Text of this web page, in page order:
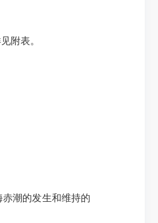
附表。
潮的发生和维持的